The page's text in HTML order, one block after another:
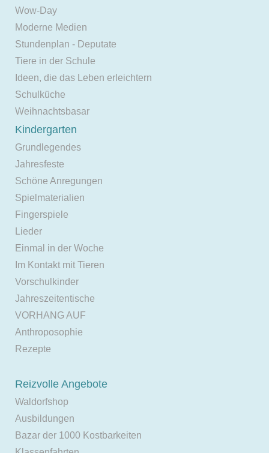
Wow-Day
Moderne Medien
Stundenplan - Deputate
Tiere in der Schule
Ideen, die das Leben erleichtern
Schulküche
Weihnachtsbasar
Kindergarten
Grundlegendes
Jahresfeste
Schöne Anregungen
Spielmaterialien
Fingerspiele
Lieder
Einmal in der Woche
Im Kontakt mit Tieren
Vorschulkinder
Jahreszeitentische
VORHANG AUF
Anthroposophie
Rezepte
Reizvolle Angebote
Waldorfshop
Ausbildungen
Bazar der 1000 Kostbarkeiten